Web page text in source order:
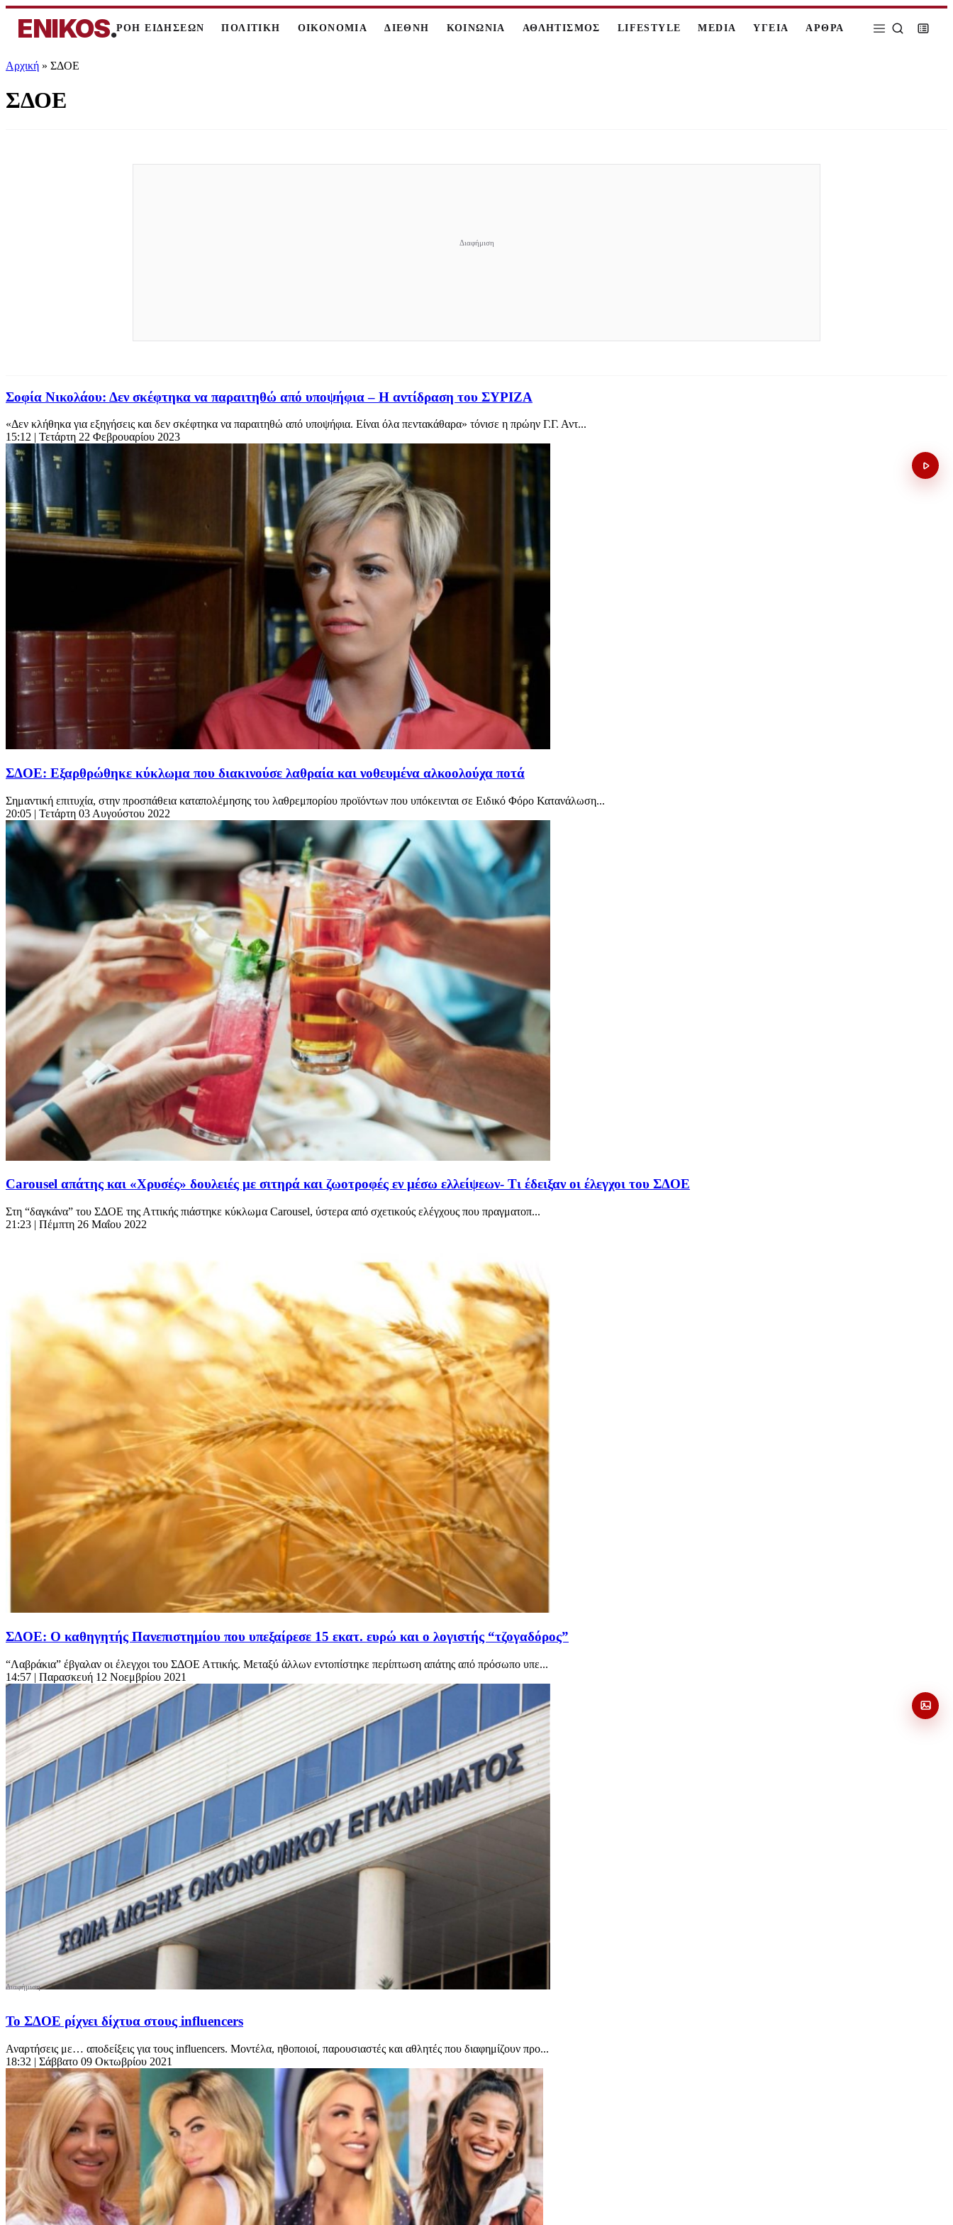
ENIKOS.ΡΟΗ ΕΙΔΗΣΕΩΝ ΠΟΛΙΤΙΚΗ ΟΙΚΟΝΟΜΙΑ ΔΙΕΘΝΗ ΚΟΙΝΩΝΙΑ ΑΘΛΗΤΙΣΜΟΣ LIFESTYLE MEDIA ΥΓΕΙΑ ΑΡΘΡΑ
Αρχική » ΣΔΟΕ
ΣΔΟΕ
Σοφία Νικολάου: Δεν σκέφτηκα να παραιτηθώ από υποψήφια – Η αντίδραση του ΣΥΡΙΖΑ
«Δεν κλήθηκα για εξηγήσεις και δεν σκέφτηκα να παραιτηθώ από υποψήφια. Είναι όλα πεντακάθαρα» τόνισε η πρώην Γ.Γ. Αντ...
15:12 | Τετάρτη 22 Φεβρουαρίου 2023
ΣΔΟΕ: Εξαρθρώθηκε κύκλωμα που διακινούσε λαθραία και νοθευμένα αλκοολούχα ποτά
Σημαντική επιτυχία, στην προσπάθεια καταπολέμησης του λαθρεμπορίου προϊόντων που υπόκεινται σε Ειδικό Φόρο Κατανάλωση...
20:05 | Τετάρτη 03 Αυγούστου 2022
Carousel απάτης και «Χρυσές» δουλειές με σιτηρά και ζωοτροφές εν μέσω ελλείψεων- Τι έδειξαν οι έλεγχοι του ΣΔΟΕ
Στη “δαγκάνα” του ΣΔΟΕ της Αττικής πιάστηκε κύκλωμα Carousel, ύστερα από σχετικούς ελέγχους που πραγματοπ...
21:23 | Πέμπτη 26 Μαΐου 2022
ΣΔΟΕ: Ο καθηγητής Πανεπιστημίου που υπεξαίρεσε 15 εκατ. ευρώ και ο λογιστής “τζογαδόρος”
“Λαβράκια” έβγαλαν οι έλεγχοι του ΣΔΟΕ Αττικής. Μεταξύ άλλων εντοπίστηκε περίπτωση απάτης από πρόσωπο υπε...
14:57 | Παρασκευή 12 Νοεμβρίου 2021
Το ΣΔΟΕ ρίχνει δίχτυα στους influencers
Αναρτήσεις με… αποδείξεις για τους influencers. Μοντέλα, ηθοποιοί, παρουσιαστές και αθλητές που διαφημίζουν προ...
18:32 | Σάββατο 09 Οκτωβρίου 2021